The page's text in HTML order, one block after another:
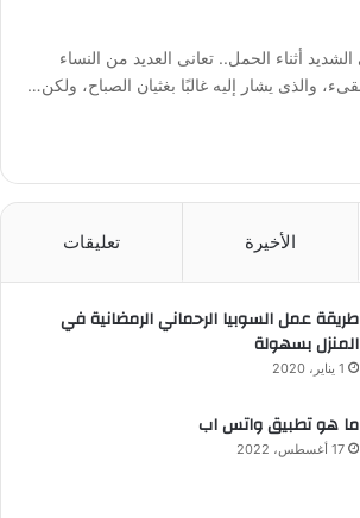
أثناء الحمل.. تعانى العديد من النساء
والذى يشار إليه غالبًا بغثيان الصباح، ولكن…
الأخيرة تعليقات
طريقة عمل السوبيا الرحماني الرمضانية في
المنزل بسهولة
1 يناير، 2020
ما هو تطبيق واتس اب
17 أغسطس، 2022